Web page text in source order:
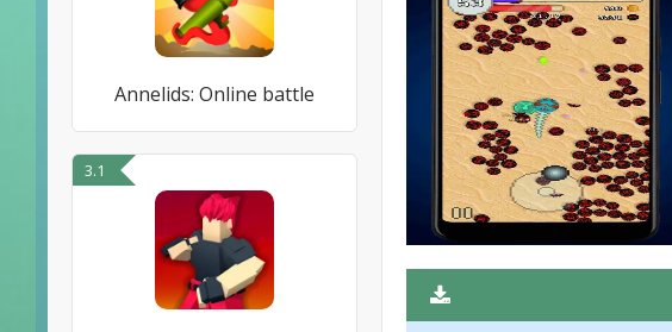
Annelids: Online battle
3.1